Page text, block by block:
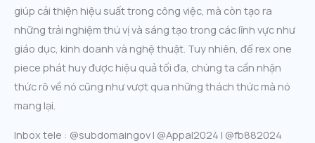
giúp cải thiện hiệu suất trong công việc, mà còn tạo ra
những trải nghiệm thú vị và sáng tạo trong các lĩnh vực như
giáo dục, kinh doanh và nghệ thuật. Tuy nhiên, để rex one
piece phát huy được hiệu quả tối đa, chúng ta cần nhận
thức rõ về nó cũng như vượt qua những thách thức mà nó
mang lại.
Inbox tele : @subdomaingov | @Appal2024 | @fb882024